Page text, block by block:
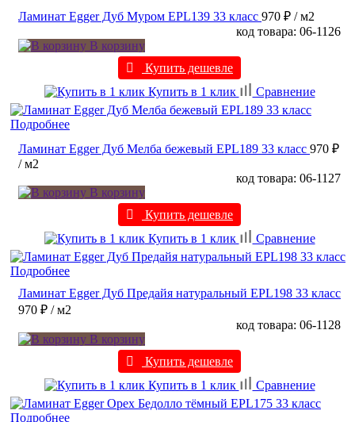
Ламинат Egger Дуб Муром EPL139 33 класс 970 ₽ / м2
код товара: 06-1126
В корзину
Купить дешевле
Купить в 1 клик
Сравнение
Подробнее
Ламинат Egger Дуб Мелба бежевый EPL189 33 класс 970 ₽
/ м2
код товара: 06-1127
В корзину
Купить дешевле
Купить в 1 клик
Сравнение
Подробнее
Ламинат Egger Дуб Предайя натуральный EPL198 33 класс
970 ₽ / м2
код товара: 06-1128
В корзину
Купить дешевле
Купить в 1 клик
Сравнение
Подробнее